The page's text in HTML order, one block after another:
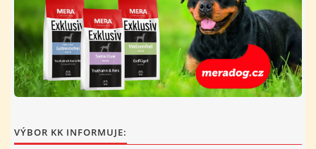
VÝBOR KK
VÝBOR KK INFORMUJE: